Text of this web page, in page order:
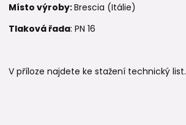
Místo výroby:Brescia (Itálie)
Tlaková řada: PN 16
V příloze najdete ke stažení technický list.